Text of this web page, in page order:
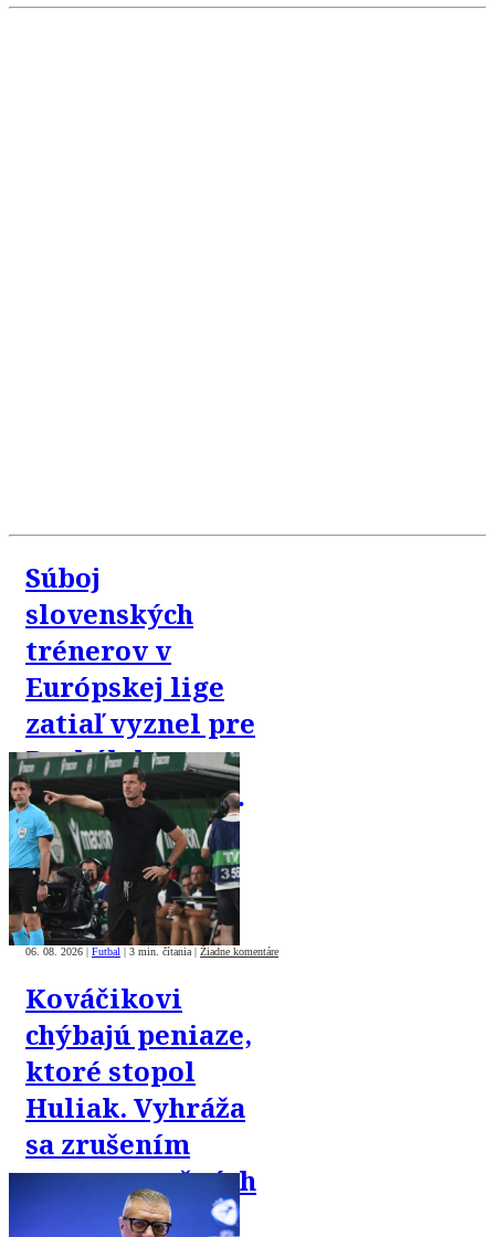
Súboj
slovenských
trénerov v
Európskej lige
zatiaľ vyznel pre
Borbélyho.
Gašparík verí v
obrat
06. 08. 2026 | Futbal | 3 min. čítania| Žiadne komentáre
Kováčikovi
chýbajú peniaze,
ktoré stopol
Huliak. Vyhráža
sa zrušením
reprezentačných
zápasov